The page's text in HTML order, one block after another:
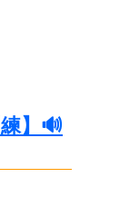
】🔊